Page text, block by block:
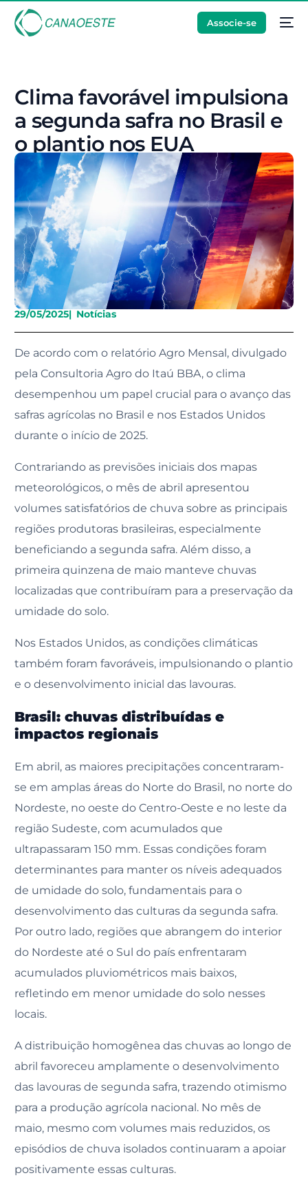
Associe-se
Clima favorável impulsiona
a segunda safra no Brasil e
o plantio nos EUA
29/05/2025| Notícias
De acordo com o relatório Agro Mensal, divulgado
pela Consultoria Agro do Itaú BBA, o clima
desempenhou um papel crucial para o avanço das
safras agrícolas no Brasil e nos Estados Unidos
durante o início de 2025.
Contrariando as previsões iniciais dos mapas
meteorológicos, o mês de abril apresentou
volumes satisfatórios de chuva sobre as principais
regiões produtoras brasileiras, especialmente
beneficiando a segunda safra. Além disso, a
primeira quinzena de maio manteve chuvas
localizadas que contribuíram para a preservação da
umidade do solo.
Nos Estados Unidos, as condições climáticas
também foram favoráveis, impulsionando o plantio
e o desenvolvimento inicial das lavouras.
Brasil: chuvas distribuídas e
impactos regionais
Em abril, as maiores precipitações concentraram-
se em amplas áreas do Norte do Brasil, no norte do
Nordeste, no oeste do Centro-Oeste e no leste da
região Sudeste, com acumulados que
ultrapassaram 150 mm. Essas condições foram
determinantes para manter os níveis adequados
de umidade do solo, fundamentais para o
desenvolvimento das culturas da segunda safra.
Por outro lado, regiões que abrangem do interior
do Nordeste até o Sul do país enfrentaram
acumulados pluviométricos mais baixos,
refletindo em menor umidade do solo nesses
locais.
A distribuição homogênea das chuvas ao longo de
abril favoreceu amplamente o desenvolvimento
das lavouras de segunda safra, trazendo otimismo
para a produção agrícola nacional. No mês de
maio, mesmo com volumes mais reduzidos, os
episódios de chuva isolados continuaram a apoiar
positivamente essas culturas.